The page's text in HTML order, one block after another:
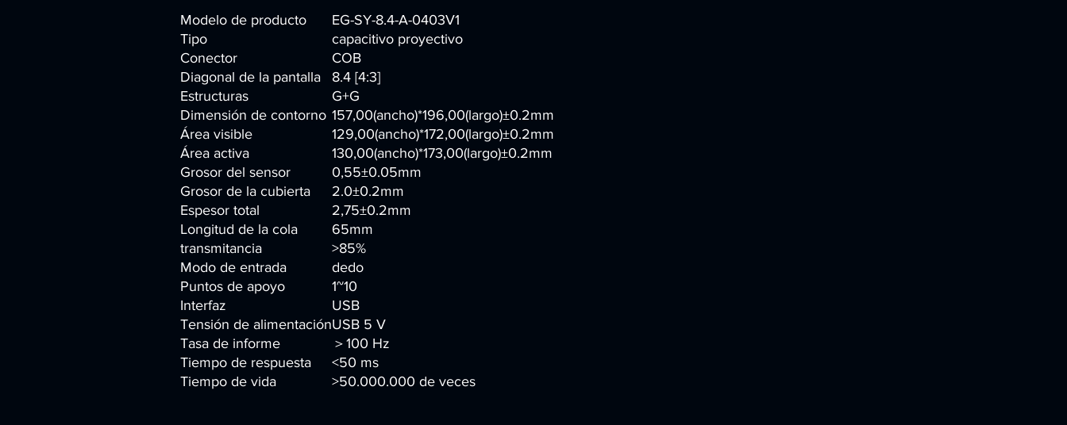
Modelo de producto
EG-SY-8.4-A-0403V1
Tipo
capacitivo proyectivo
Conector
COB
Diagonal de la pantalla
8.4 [4:3]
Estructuras
G+G
Dimensión de contorno 157,00(ancho)*196,00(largo)±0.2mm
Área visible
129,00(ancho)*172,00(largo)±0.2mm
Área activa
130,00(ancho)*173,00(largo)±0.2mm
Grosor del sensor
0,55±0.05mm
Grosor de la cubierta
2.0±0.2mm
Espesor total
2,75±0.2mm
Longitud de la cola
65mm
transmitancia
>85%
Modo de entrada
dedo
Puntos de apoyo
1~10
Interfaz
USB
Tensión de alimentaciónUSB 5 V
Tasa de informe
＞100 Hz
Tiempo de respuesta
<50 ms
Tiempo de vida
>50.000.000 de veces